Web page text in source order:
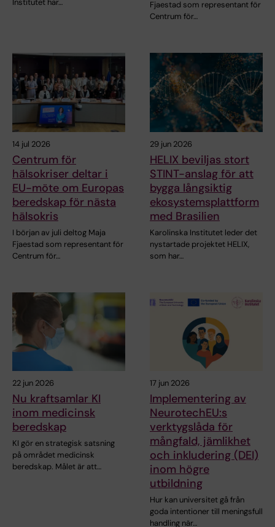
Fjaestad som representant för
Centrum för…
14 jul 2026
Centrum för
hälsokriser deltar i
EU-möte om Europas
beredskap för nästa
hälsokris
I början av juli deltog Maja
Fjaestad som representant för
Centrum för…
29 jun 2026
HELIX beviljas stort
STINT-anslag för att
bygga långsiktig
ekosystemsplattform
med Brasilien
Karolinska Institutet leder det
nystartade projektet HELIX,
som har…
22 jun 2026
Nu kraftsamlar KI
inom medicinsk
beredskap
KI gör en strategisk satsning
på området medicinsk
beredskap. Målet är att…
17 jun 2026
Implementering av
NeurotechEU:s
verktygslåda för
mångfald, jämlikhet
och inkludering (DEI)
inom högre
utbildning
Hur kan universitet gå från
goda intentioner till meningsfull
handling när…